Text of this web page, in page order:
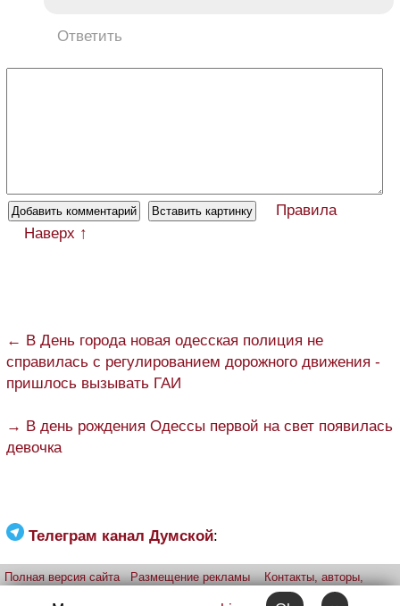
Ответить
Правила
Наверх ↑
← В День города новая одесская полиция не
справилась с регулированием дорожного движения -
пришлось вызывать ГАИ
→ В день рождения Одессы первой на свет появилась
девочка
Телеграм канал Думской:
Полная версия сайта Размещение рекламы
Контакты, авторы,
iPhone